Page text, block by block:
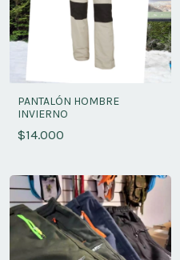
PANTALÓN HOMBRE
INVIERNO
$14.000